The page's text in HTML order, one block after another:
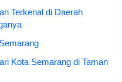
Terkenal di Daerah
Kota Semarang di Taman